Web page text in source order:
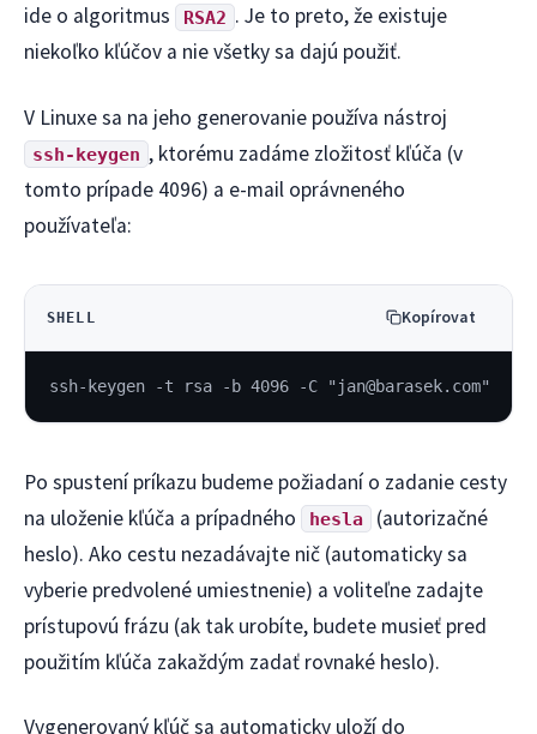
ide o algoritmus
RSA2 . Je to preto, že existuje
niekoľko kľúčov a nie všetky sa dajú použiť.
V Linuxe sa na jeho generovanie používa nástroj
ssh-keygen , ktorému zadáme zložitosť kľúča (v
tomto prípade 4096) a e-mail oprávneného
používateľa:
SHELL Kopírovat
ssh-keygen -t rsa -b 4096 -C "jan@barasek.com"
Po spustení príkazu budeme požiadaní o zadanie cesty
na uloženie kľúča a prípadného
hesla
(autorizačné
heslo). Ako cestu nezadávajte nič (automaticky sa
vyberie predvolené umiestnenie) a voliteľne zadajte
prístupovú frázu (ak tak urobíte, budete musieť pred
použitím kľúča zakaždým zadať rovnaké heslo).
Vygenerovaný kľúč sa automaticky uloží do